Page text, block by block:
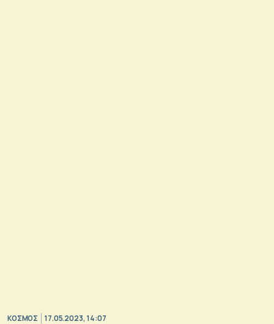
ΚΟΣΜΟΣ 17.05.2023, 14:07